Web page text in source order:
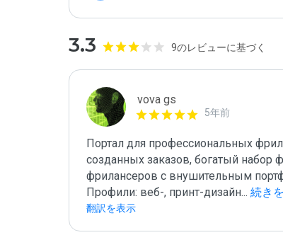
3.3 9のレビューに基づく
vova gs
5年前
Портал для профессиональных
созданных заказов, богатый набор
фрилансеров с внушительным
Профили: веб-, принт-дизайн... 続き
翻訳を表示